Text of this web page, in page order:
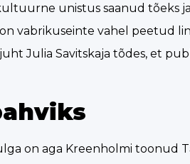
unistus saanud tõeks
vabrikuseinte vahel peetud
Julia Savitskaja tõdes, et
on aga Kreenholmi toonud